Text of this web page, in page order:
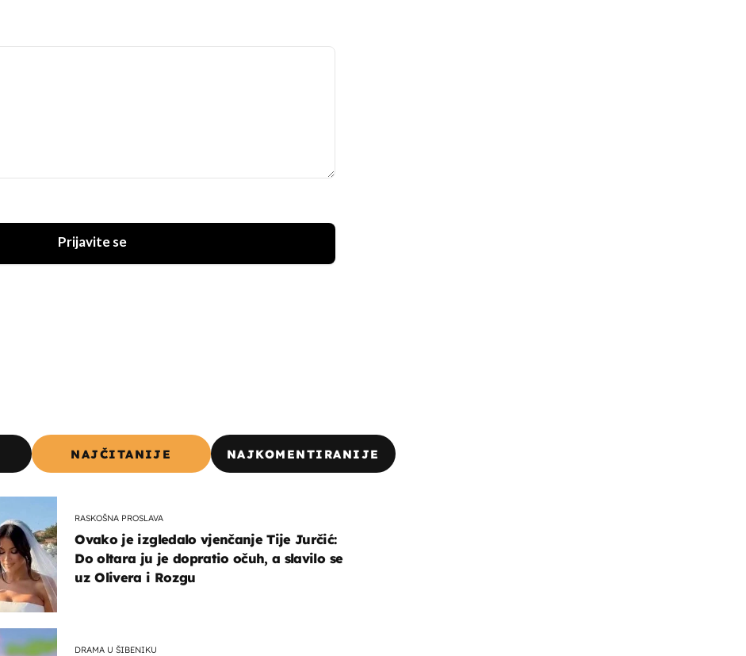
Prijavite se
NAJČITANIJE NAJKOMENTIRANIJE
RASKOŠNA PROSLAVA
Ovako je izgledalo vjenčanje Tije Jurčić:
Do oltara ju je dopratio očuh, a slavilo se
uz Olivera i Rozgu
DRAMA U ŠIBENIKU